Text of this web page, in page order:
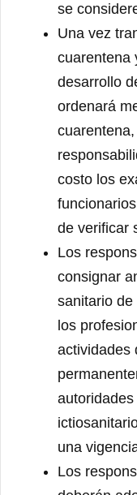
se
Una vez
cuarentena
desarrollo
ordenará
costo los
de verificar
Los
consignar
sanitario
los
actividades
una
Los